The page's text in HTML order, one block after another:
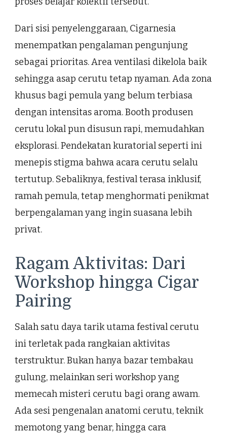
Dari sisi penyelenggaraan, Cigarnesia
menempatkan pengalaman pengunjung
sebagai prioritas. Area ventilasi dikelola baik
sehingga asap cerutu tetap nyaman. Ada zona
khusus bagi pemula yang belum terbiasa
dengan intensitas aroma. Booth produsen
cerutu lokal pun disusun rapi, memudahkan
eksplorasi. Pendekatan kuratorial seperti ini
menepis stigma bahwa acara cerutu selalu
tertutup. Sebaliknya, festival terasa inklusif,
ramah pemula, tetap menghormati penikmat
berpengalaman yang ingin suasana lebih
privat.
Ragam Aktivitas: Dari
Workshop hingga Cigar
Pairing
Salah satu daya tarik utama festival cerutu
ini terletak pada rangkaian aktivitas
terstruktur. Bukan hanya bazar tembakau
gulung, melainkan seri workshop yang
memecah misteri cerutu bagi orang awam.
Ada sesi pengenalan anatomi cerutu, teknik
memotong yang benar, hingga cara